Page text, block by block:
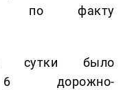
по факту
было
6 дорожно-